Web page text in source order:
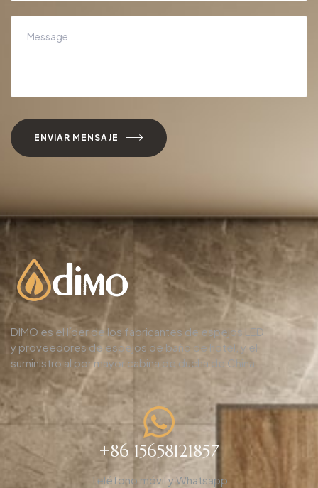
ENVIAR MENSAJE
DIMO es el líder de los fabricantes de espejos LED
y proveedores de espejos de baño de hotel, y el
suministro al por mayor cabina de ducha de China.
+86 15658121857
Teléfono móvil y Whatsapp